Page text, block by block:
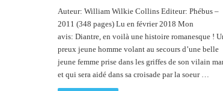
Auteur: William Wilkie Collins Editeur: Phébus –
2011 (348 pages) Lu en février 2018 Mon
avis: Diantre, en voilà une histoire romanesque !
preux jeune homme volant au secours d’une belle
jeune femme prise dans les griffes de son vilain
et qui sera aidé dans sa croisade par la soeur …